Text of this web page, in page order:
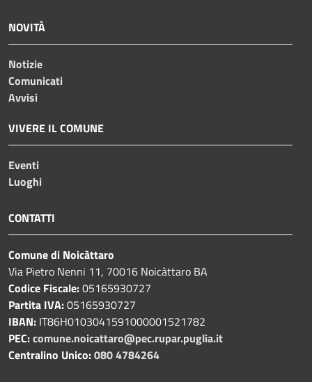
NOVITÀ
Notizie
Comunicati
Avvisi
VIVERE IL COMUNE
Eventi
Luoghi
CONTATTI
Comune di Noicàttaro
Via Pietro Nenni 11, 70016 Noicàttaro BA
Codice Fiscale:05165930727
Partita IVA:05165930727
IBAN: IT86H0103041591000001521782
PEC:comune.noicattaro@pec.rupar.puglia.it
Centralino Unico:080 4784264